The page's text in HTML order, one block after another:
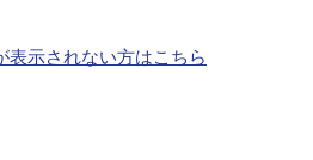
表示されない方はこちら